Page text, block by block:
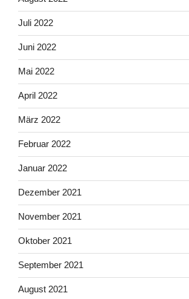
Juli 2022
Juni 2022
Mai 2022
April 2022
März 2022
Februar 2022
Januar 2022
Dezember 2021
November 2021
Oktober 2021
September 2021
August 2021